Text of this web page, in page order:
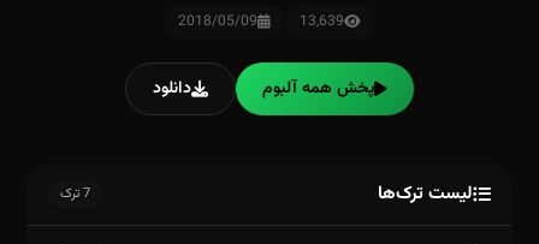
13,639
2018/05/09
پخش همه آلبوم دانلود
لیست ترک‌ها 7 ترک